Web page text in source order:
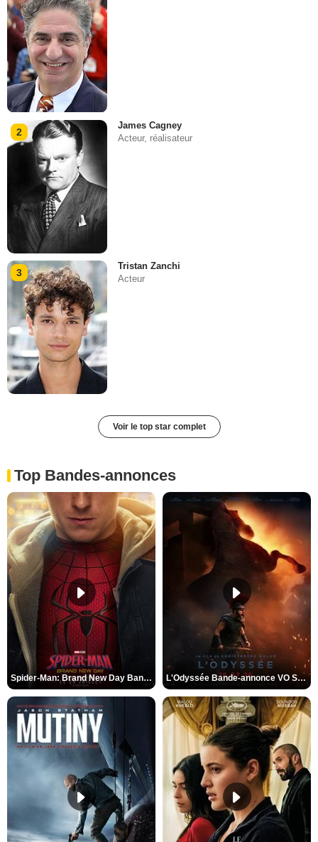
2
James Cagney
Acteur, réalisateur
3
Tristan Zanchi
Acteur
Voir le top star complet
Top Bandes-annonces
Spider-Man: Brand New Day Bande-annonce VO STFR L'Odyssée Bande-annonce VO STFR